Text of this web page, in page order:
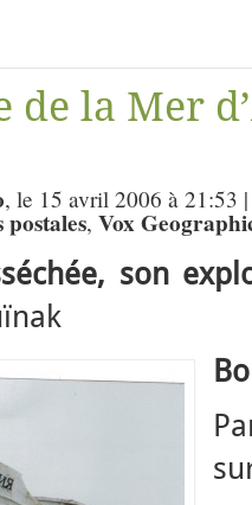
de la Mer
, le 15 avril 2006 à 21:53
postales, Vox
son